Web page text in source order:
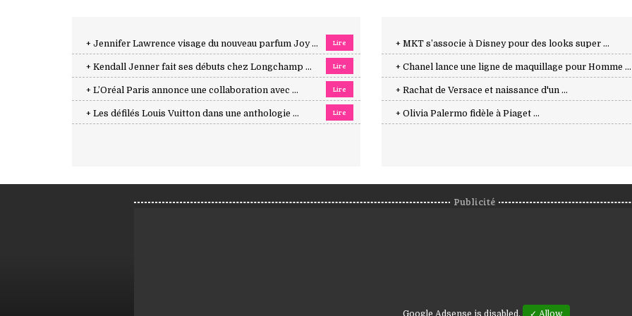
+ Jennifer Lawrence visage du nouveau parfum Joy ... Lire
+ Kendall Jenner fait ses débuts chez Longchamp ... Lire
+ L’Oréal Paris annonce une collaboration avec ... Lire
+ Les défilés Louis Vuitton dans une anthologie ... Lire
+ MKT s’associe à Disney pour des looks super ...
+ Chanel lance une ligne de maquillage pour Homme ...
+ Rachat de Versace et naissance d'un ...
+ Olivia Palermo fidèle à Piaget ...
Publicité
Google Adsense is disabled. ✓ Allow